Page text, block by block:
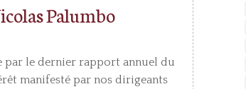
Palumbo
par le dernier rapport annuel du
manifesté par nos dirigeants